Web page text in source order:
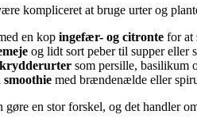
kompliceret at bruge urter og
en kop ingefær- og citronte for at
og lidt sort peber til supper eller
som persille, basilikum
smoothie med brændenælde eller
gøre en stor forskel, og det handler